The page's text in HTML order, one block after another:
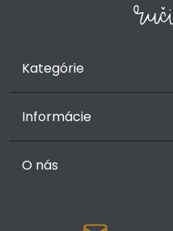
Kategórie
Informácie
O nás